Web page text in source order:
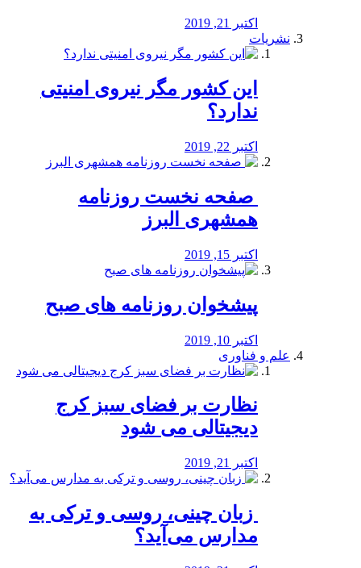
اکتبر 21, 2019
نشریات
این کشور مگر نیروی امنیتی
ندارد؟
اکتبر 22, 2019
️ صفحه نخست روزنامه‌
همشهری البرز
اکتبر 15, 2019
پیشخوان روزنامه های صبح
اکتبر 10, 2019
علم و فناوری
نظارت بر فضای سبز کرج
دیجیتالی می شود
اکتبر 21, 2019
️ زبان چینی، روسی و ترکی به
مدارس می‌آید؟